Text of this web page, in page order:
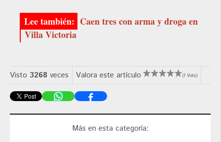
Caen tres con arma y droga en
Villa Victoria
Visto 3268 veces Valora este artículo (1 Voto)
Más en esta categoría: